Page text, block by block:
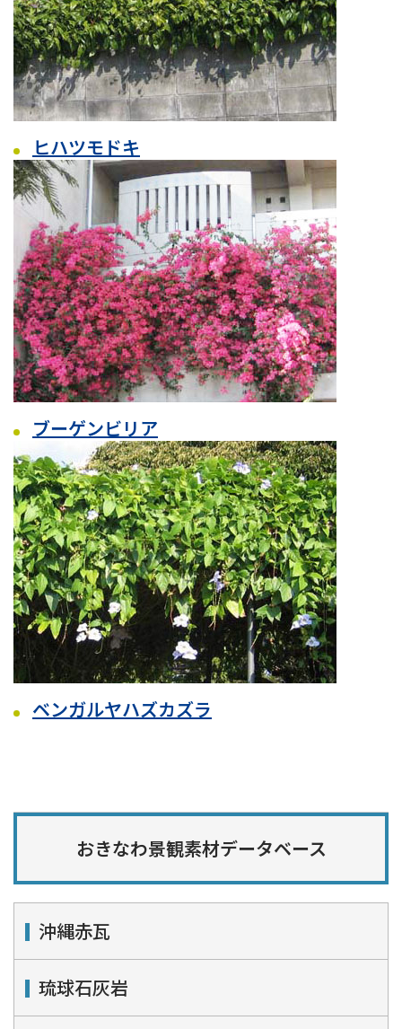
ヒハツモドキ
ブーゲンビリア
ベンガルヤハズカズラ
おきなわ景観素材データベース
沖縄赤瓦
琉球石灰岩